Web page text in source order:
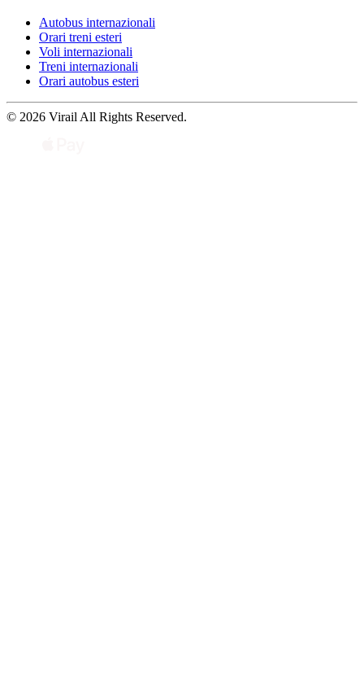
Autobus internazionali
Orari treni esteri
Voli internazionali
Treni internazionali
Orari autobus esteri
© 2026 Virail All Rights Reserved.